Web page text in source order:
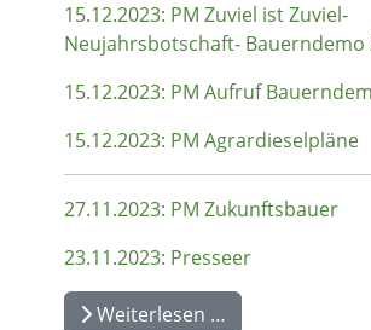
15.12.2023: PM Zuviel ist Zuviel-
Neujahrsbotschaft- Bauerndemo
15.12.2023: PM Aufruf
15.12.2023: PM Agrardieselpläne
27.11.2023: PM Zukunftsbauer
23.11.2023: Presseer
Weiterlesen …